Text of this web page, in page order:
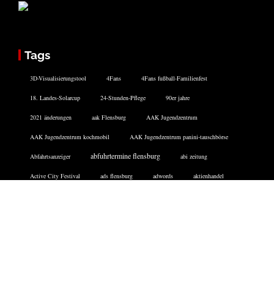
Tags
3D-Visualisierungstool 4Fans 4Fans fußball-Familienfest
18. Landes-Solarcup 24-Stunden-Pflege 90er jahre
2021 änderungen aak Flensburg AAK Jugendzentrum
AAK Jugendzentrum kochmobil AAK Jugendzentrum panini-tauschbörse
Abfahrtsanzeiger abfuhrtermine flensburg abi zeitung
Active City Festival ads flensburg adwords aktienhandel